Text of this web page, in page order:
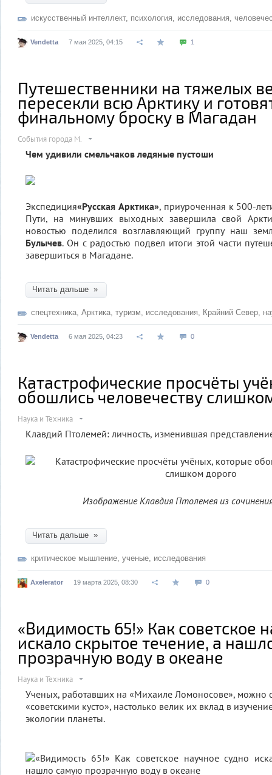
искусственный интеллект, психология, исследования,
Vendetta 7 мая 2025, 04:15 1
Путешественники на тяжелых
пересекли всю Арктику и
финальному броску в Магадан
События города М.
Чем удивили смельчаков ледяные пустоши
Экспедиция«Русская Арктика», приуроченная к 500-
Пути, на минувших выходных завершила свой
новостью поделился возглавляющий группу наш
Булычев. Он с радостью подвел итоги этой части
завершиться в Магадане.
Читать дальше »
спецтехника, Арктика, туризм, исследования, Крайний Север,
Vendetta 6 мая 2025, 04:23 0
Катастрофические просчёты
обошлись человечеству
Наука и Техника
Клавдий Птолемей: личность, изменившая
Изображение Клавдия Птолемея из
Читать дальше »
критическое мышление, ученые, исследования
Axelerator 19 марта 2025, 08:30 0
«Видимость 65!» Как советское
искало скрытое течение, а
прозрачную воду в океане
Наука и Техника
Ученых, работавших на «Михаиле Ломоносове», можно
«советскими кусто», настолько велик их вклад в
экологии планеты.